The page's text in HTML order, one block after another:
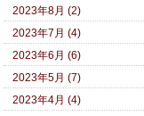
2023年8月 (2)
2023年7月 (4)
2023年6月 (6)
2023年5月 (7)
2023年4月 (4)